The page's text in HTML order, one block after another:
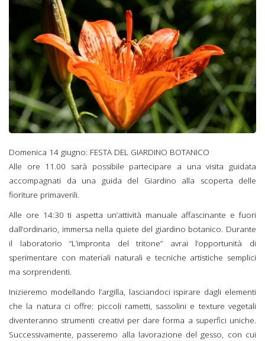
Domenica 14 giugno: FESTA DEL GIARDINO BOTANICO
Alle ore 11.00 sarà possibile partecipare a una visita guidata
accompagnati da una guida del Giardino alla scoperta delle
fioriture primaverili.
Alle ore 14:30 ti aspetta un’attività manuale affascinante e fuori
dall’ordinario, immersa nella quiete del giardino botanico. Durante
il laboratorio “L’impronta del tritone” avrai l’opportunità di
sperimentare con materiali naturali e tecniche artistiche semplici
ma sorprendenti.
Inizieremo modellando l’argilla, lasciandoci ispirare dagli elementi
che la natura ci offre: piccoli rametti, sassolini e texture vegetali
diventeranno strumenti creativi per dare forma a superfici uniche.
Successivamente, passeremo alla lavorazione del gesso, con cui